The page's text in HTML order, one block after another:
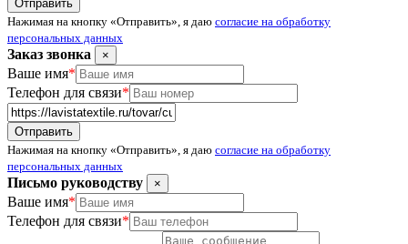
Нажимая на кнопку «Отправить», я даю согласие на обработку
персональных данных
Заказ звонка ×
Ваше имя*
Телефон для связи*
Нажимая на кнопку «Отправить», я даю согласие на обработку
персональных данных
Письмо руководству ×
Ваше имя*
Телефон для связи*